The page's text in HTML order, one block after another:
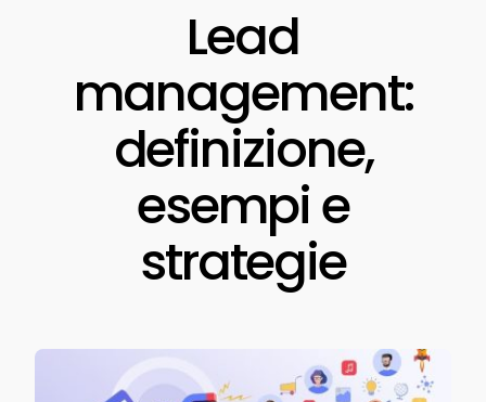
Lead
management:
definizione,
esempi e
strategie